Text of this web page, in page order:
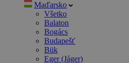
Maďarsko
Všetko
Balaton
Bogács
Budapešť
Bük
Eger (Jáger)